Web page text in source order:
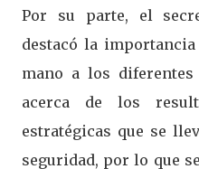
Por su parte, el
destacó la
mano a los
acerca de los
estratégicas que se
seguridad, por lo que